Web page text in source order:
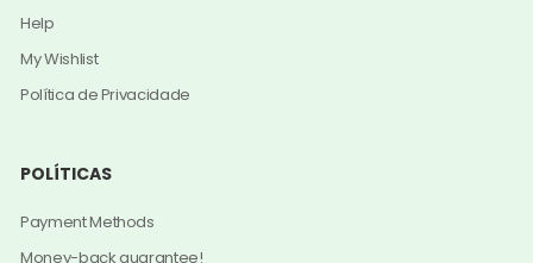
Help
My Wishlist
Política de Privacidade
POLÍTICAS
Payment Methods
Money-back guarantee!